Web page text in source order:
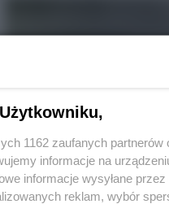
1162 zaufanych
informacje na
informacje wysyłane
reklam, wybór